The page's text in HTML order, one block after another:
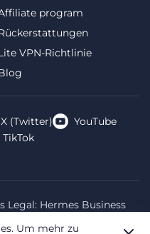
program
VPN-Richtlinie
X (Twitter)
YouTube
TikTok
Legal: Hermes Business
Um mehr zu